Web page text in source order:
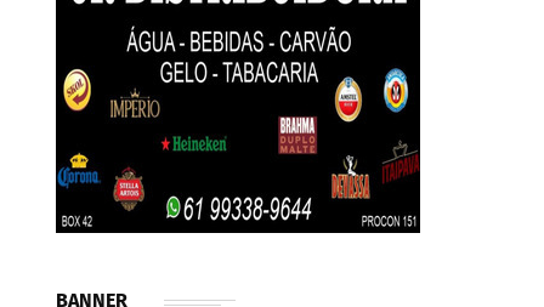
BANNER